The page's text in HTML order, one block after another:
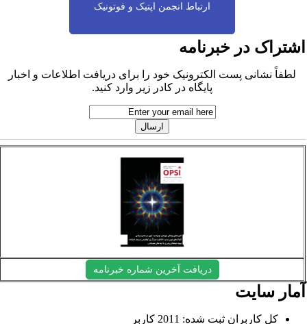
ارتباط انجمن اپتیک و فوتونیک
در خبرنامه
لطفاً نشانی پست الکترونیک خود را برای دریافت اطلاعات و اخبار
پایگاه در کادر زیر وارد کنید.
دریافت آخرین شماره خبرنامه
سایت
کل کاربران ثبت شده: 2011 کاربر